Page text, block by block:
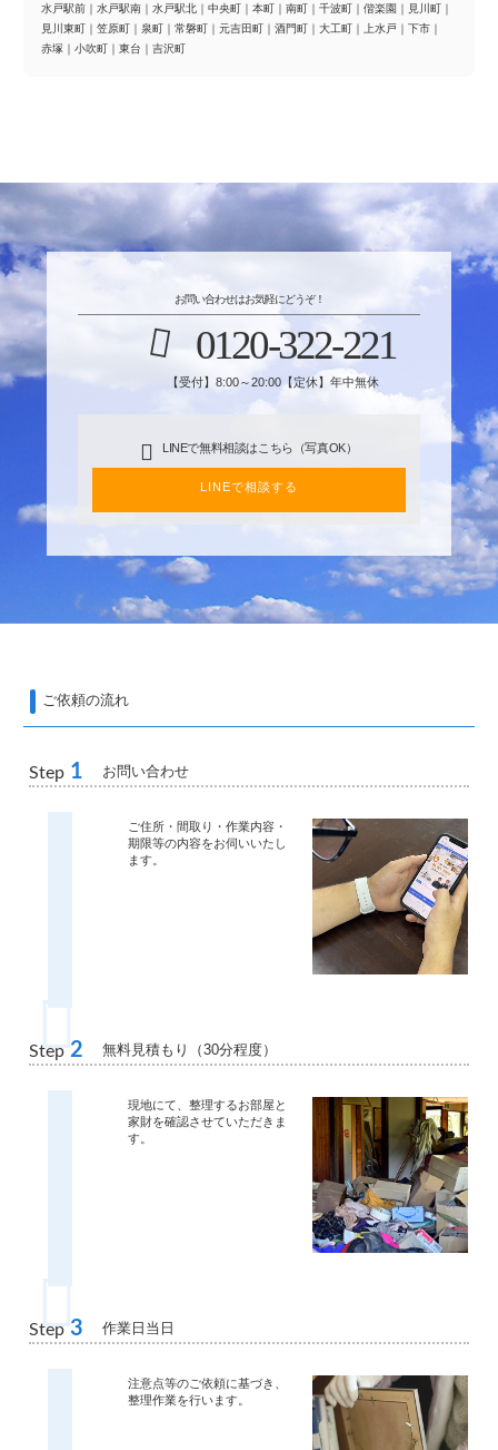
水戸駅前 ｜ 水戸駅南 ｜ 水戸駅北 ｜ 中央町 ｜ 本町 ｜ 南町 ｜ 千波町 ｜ 偕楽園 ｜ 見川町 ｜
見川東町 ｜ 笠原町 ｜ 泉町 ｜ 常磐町 ｜ 元吉田町 ｜ 酒門町 ｜ 大工町 ｜ 上水戸 ｜ 下市 ｜
赤塚 ｜ 小吹町 ｜ 東台 ｜ 吉沢町
お問い合わせはお気軽にどうぞ！
0120-322-221
【受付】8:00～20:00【定休】年中無休
LINEで無料相談はこちら（写真OK）
LINEで相談する
ご依頼の流れ
Step 1 お問い合わせ
ご住所・間取り・作業内容・
期限等の内容をお伺いいたし
ます。
Step 2 無料見積もり（30分程度）
現地にて、整理するお部屋と
家財を確認させていただきま
す。
Step 3 作業日当日
注意点等のご依頼に基づき、
整理作業を行います。